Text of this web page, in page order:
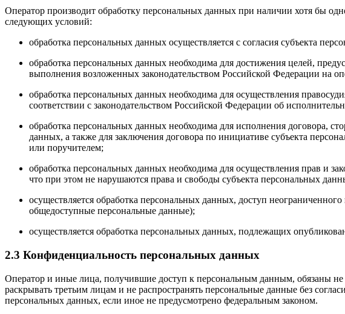
Оператор производит обработку персональных данных при наличии хотя бы
следующих условий:
обработка персональных данных осуществляется с согласия субъекта
обработка персональных данных необходима для достижения целей,
выполнения возложенных законодательством Российской Федерации на
обработка персональных данных необходима для осуществления
соответствии с законодательством Российской Федерации об
обработка персональных данных необходима для исполнения договора,
данных, а также для заключения договора по инициативе субъекта
или поручителем;
обработка персональных данных необходима для осуществления прав и
что при этом не нарушаются права и свободы субъекта персональных
осуществляется обработка персональных данных, доступ
общедоступные персональные данные);
осуществляется обработка персональных данных, подлежащих
2.3 Конфиденциальность персональных данных
Оператор и иные лица, получившие доступ к персональным данным, обязаны не
раскрывать третьим лицам и не распространять персональные данные без
персональных данных, если иное не предусмотрено федеральным законом.